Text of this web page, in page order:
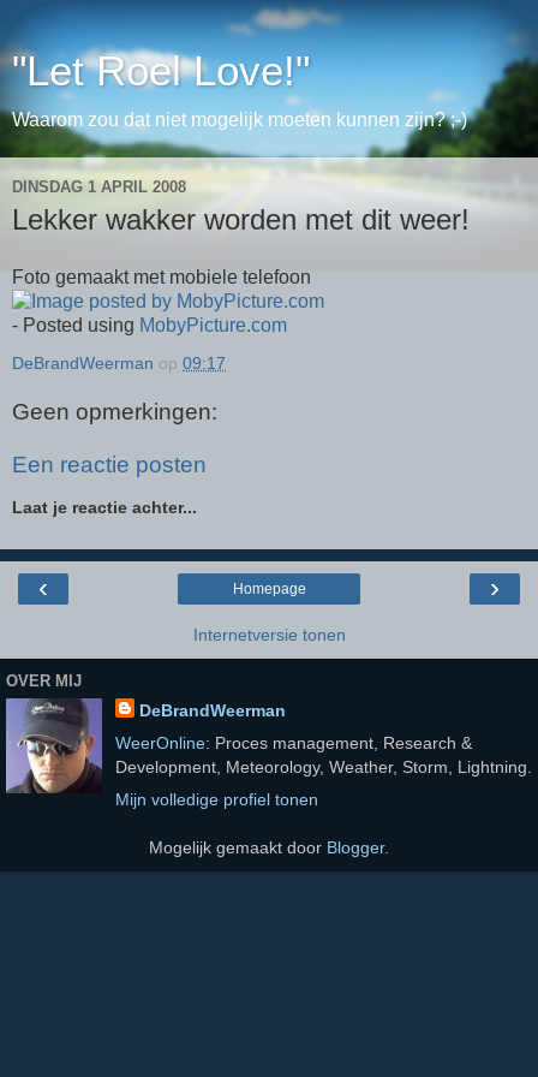
"Let Roel Love!"
Waarom zou dat niet mogelijk moeten kunnen zijn? ;-)
DINSDAG 1 APRIL 2008
Lekker wakker worden met dit weer!
Foto gemaakt met mobiele telefoon
- Posted using MobyPicture.com
DeBrandWeerman op 09:17
Geen opmerkingen:
Een reactie posten
Laat je reactie achter...
‹ ›
Homepage
Internetversie tonen
OVER MIJ
DeBrandWeerman
WeerOnline: Proces management, Research &
Development, Meteorology, Weather, Storm, Lightning.
Mijn volledige profiel tonen
Mogelijk gemaakt door Blogger.